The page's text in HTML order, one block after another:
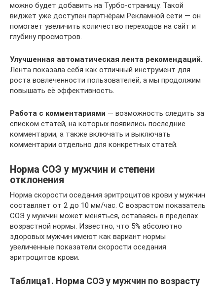
можно будет добавить на Турбо-страницу. Такой
виджет уже доступен партнёрам Рекламной сети — он
помогает увеличить количество переходов на сайт и
глубину просмотров.
Улучшенная автоматическая лента рекомендаций.
Лента показала себя как отличный инструмент для
роста вовлеченности пользователей, а мы продолжим
повышать её эффективность.
Работа с комментариями — возможность следить за
списком статей, на которых появились последние
комментарии, а также включать и выключать
комментарии отдельно для конкретных статей.
Норма СОЭ у мужчин и степени
отклонения
Норма скорости оседания эритроцитов крови у мужчин
составляет от 2 до 10 мм/час. С возрастом показатель
СОЭ у мужчин может меняться, оставаясь в пределах
возрастной нормы. Известно, что 5% абсолютно
здоровых мужчин имеют как вариант нормы
увеличенные показатели скорости оседания
эритроцитов крови.
Таблица1. Норма СОЭ у мужчин по возрасту